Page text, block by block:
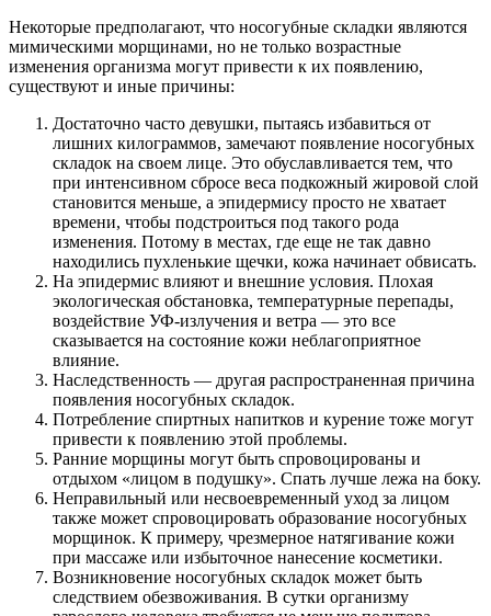
Некоторые предполагают, что носогубные складки являются
мимическими морщинами, но не только возрастные
изменения организма могут привести к их появлению,
существуют и иные причины:
Достаточно часто девушки, пытаясь избавиться от
лишних килограммов, замечают появление носогубных
складок на своем лице. Это обуславливается тем, что
при интенсивном сбросе веса подкожный жировой слой
становится меньше, а эпидермису просто не хватает
времени, чтобы подстроиться под такого рода
изменения. Потому в местах, где еще не так давно
находились пухленькие щечки, кожа начинает обвисать.
На эпидермис влияют и внешние условия. Плохая
экологическая обстановка, температурные перепады,
воздействие УФ-излучения и ветра — это все
сказывается на состояние кожи неблагоприятное
влияние.
Наследственность — другая распространенная причина
появления носогубных складок.
Потребление спиртных напитков и курение тоже могут
привести к появлению этой проблемы.
Ранние морщины могут быть спровоцированы и
отдыхом «лицом в подушку». Спать лучше лежа на боку.
Неправильный или несвоевременный уход за лицом
также может спровоцировать образование носогубных
морщинок. К примеру, чрезмерное натягивание кожи
при массаже или избыточное нанесение косметики.
Возникновение носогубных складок может быть
следствием обезвоживания. В сутки организму